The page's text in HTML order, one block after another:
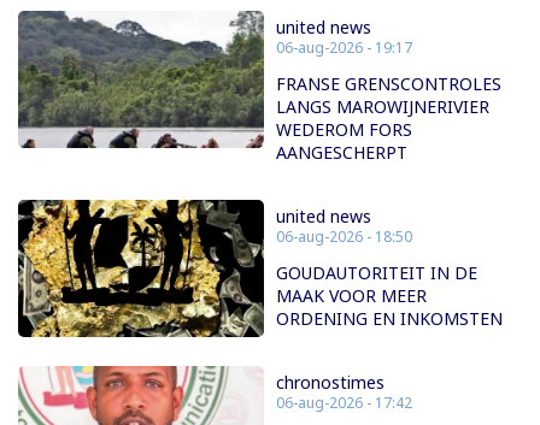
united news
06-aug-2026 - 19:17
FRANSE GRENSCONTROLES
LANGS MAROWIJNERIVIER
WEDEROM FORS
AANGESCHERPT
united news
06-aug-2026 - 18:50
GOUDAUTORITEIT IN DE
MAAK VOOR MEER
ORDENING EN INKOMSTEN
chronostimes
06-aug-2026 - 17:42